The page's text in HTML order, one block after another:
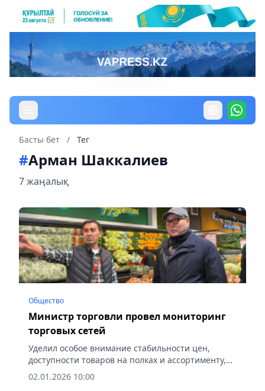
Басты бет / Тег
#Арман Шаккалиев
7 жаңалық
Общество
Министр торговли провел мониторинг
торговых сетей
Уделил особое внимание стабильности цен,
доступности товаров на полках и ассортименту,
сообщает Vecher.kz.
02.01.2026 10:00